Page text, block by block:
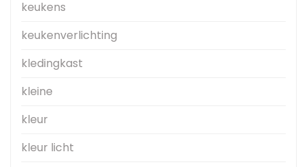
keukens
keukenverlichting
kledingkast
kleine
kleur
kleur licht